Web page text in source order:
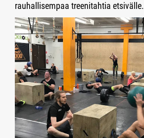
rauhallisempaa treenitahtia etsivälle.